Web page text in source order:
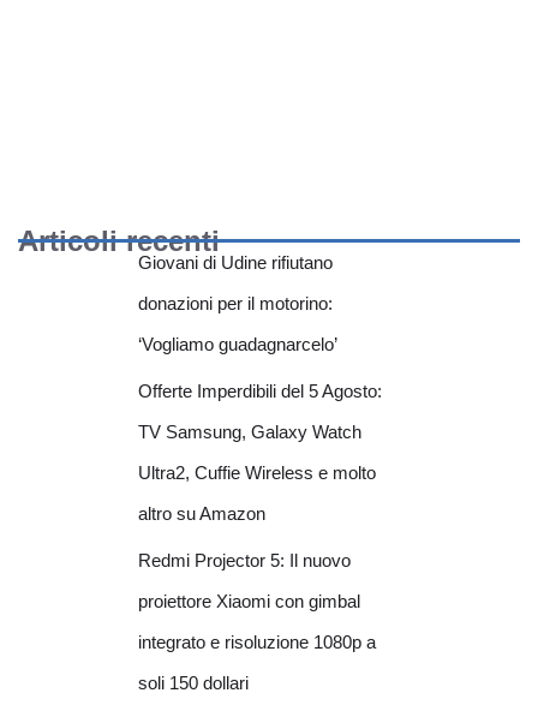
Articoli recenti
Giovani di Udine rifiutano
donazioni per il motorino:
‘Vogliamo guadagnarcelo’
Offerte Imperdibili del 5 Agosto:
TV Samsung, Galaxy Watch
Ultra2, Cuffie Wireless e molto
altro su Amazon
Redmi Projector 5: Il nuovo
proiettore Xiaomi con gimbal
integrato e risoluzione 1080p a
soli 150 dollari